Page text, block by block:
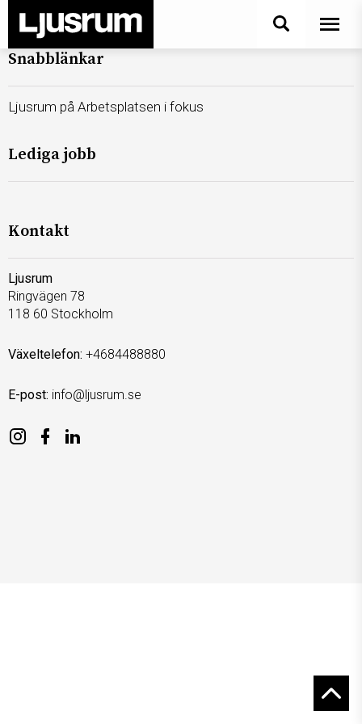
Snabblänkar
Ljusrum på Arbetsplatsen i fokus
Lediga jobb
Kontakt
Ljusrum
Ringvägen 78
118 60 Stockholm
Växeltelefon: +4684488880
E-post: info@ljusrum.se